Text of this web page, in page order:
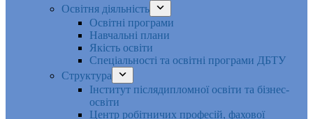
Освітня діяльність
Освітні програми
Навчальні плани
Якість освіти
Спеціальності та освітні програми ДБТУ
Структура
Інститут післядипломної освіти та бізнес-
освіти
Центр робітничих професій, фахової